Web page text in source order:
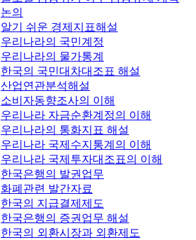
논의
알기 쉬운 경제지표해설
우리나라의 국민계정
우리나라의 물가통계
한국의 국민대차대조표 해설
산업연관분석해설
소비자동향조사의 이해
우리나라 자금순환계정의 이해
우리나라의 통화지표 해설
우리나라 국제수지통계의 이해
우리나라 국제투자대조표의 이해
한국은행의 발권업무
화폐관련 발간자료
한국의 지급결제제도
한국은행의 증권업무 해설
한국의 외환시장과 외환제도